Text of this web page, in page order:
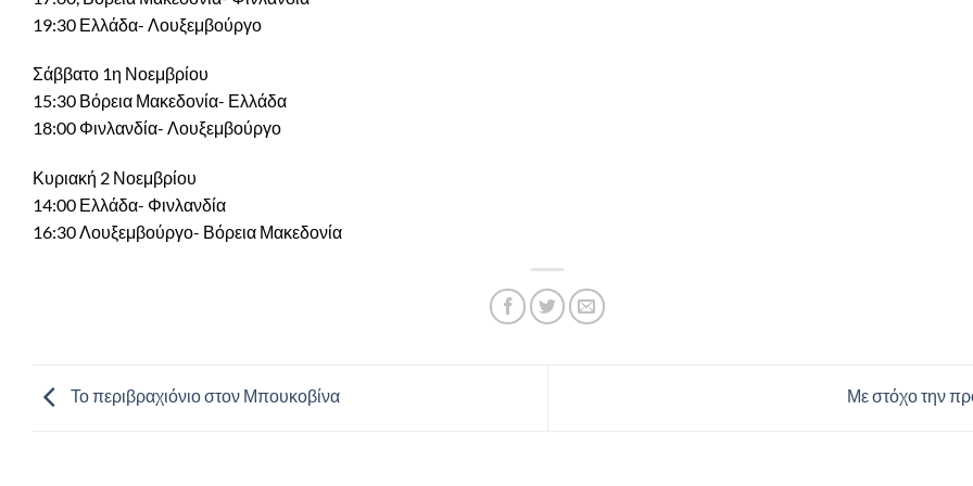
19:30 Ελλάδα- Λουξεμβούργο
Σάββατο 1η Νοεμβρίου
15:30 Βόρεια Μακεδονία- Ελλάδα
18:00 Φινλανδία- Λουξεμβούργο
Κυριακή 2 Νοεμβρίου
14:00 Ελλάδα- Φινλανδία
16:30 Λουξεμβούργο- Βόρεια Μακεδονία
Το περιβραχιόνιο στον Μπουκοβίνα Με στόχο την